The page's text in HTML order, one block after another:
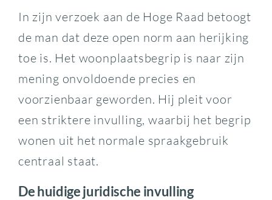
In zijn verzoek aan de Hoge Raad betoogt
de man dat deze open norm aan herijking
toe is. Het woonplaatsbegrip is naar zijn
mening onvoldoende precies en
voorzienbaar geworden. Hij pleit voor
een striktere invulling, waarbij het begrip
wonen uit het normale spraakgebruik
centraal staat.
De huidige juridische invulling